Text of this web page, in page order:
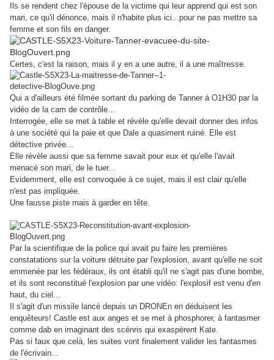
Ils se rendent chez l'épouse de la victime qui leur apprend qui est son
mari, ce qu'il dénonce, mais il n'habite plus ici...pour ne pas mettre sa
femme et son fils en danger.
Certes, c'est la raison, mais il y en a une autre, il a une maîtresse.
Qui a d'ailleurs été filmée sortant du parking de Tanner à O1H30 par la
vidéo de la cam de contrôle...
Interrogée, elle se met à table et révèle qu'elle devait donner des infos
à une société qui la paie et que Dale a quasiment ruiné. Elle est
détective privée...
Elle révèle aussi que sa femme savait pour eux et qu'elle l'avait
menacé son mari, de le tuer...
Evidemment, elle est convoquée à ce sujet, mais il est clair qu'elle
n'est pas impliquée.
Une fausse piste mais à garder en tête.
Par la scientifique de la police qui avait pu faire les premières
constatations sur la voiture détruite par l'explosion, avant qu'elle ne soit
emmenée par les fédéraux, ils ont établi qu'il ne s'agit pas d'une bombe,
et ils sont reconstitué l'explosion par une vidéo: l'explosif est venu d'en
haut, du ciel...
Il s'agit d'un missile lancé depuis un DRONEn en déduisent les
enquêteurs! Castle est aux anges et se met à phosphorer, à fantasmer
comme dab en imaginant des scénris qui exaspèrent Kate.
Pas si faux que celà, les suites vont finalement valider les fantasmes
de l'écrivain...